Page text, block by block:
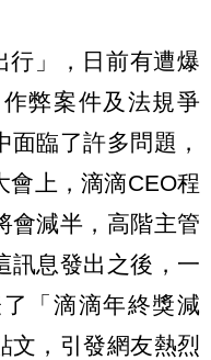
行」，日前有遭爆
弊案件及法規爭
臨了許多問題，
會上，滴滴CEO程
會減半，高階主管
訊息發出之後，一
「滴滴年終獎減
文，引發網友熱烈